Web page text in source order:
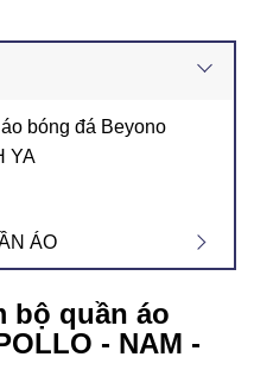
bóng đá Beyono
YA
ÁO
bộ quần áo
- NAM -